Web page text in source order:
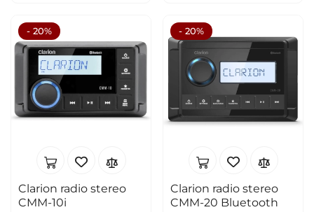
- 20%
Clarion radio stereo
CMM-10i
- 20%
Clarion radio stereo
CMM-20 Bluetooth